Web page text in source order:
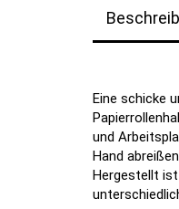
Eine schicke
und
Hand
Hergestellt ist